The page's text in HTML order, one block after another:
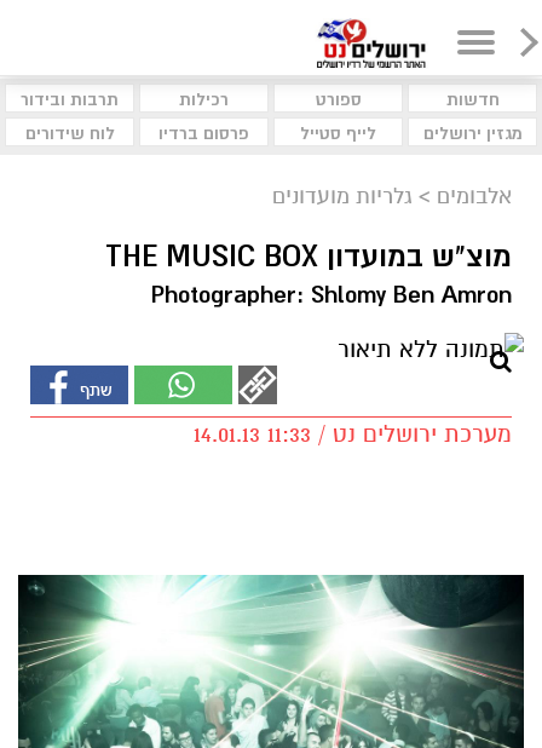
חדשות ספורט רכילות
תרבות ובידור
מגזין ירושלים
לייף סטייל פרסום ברדיו לוח שידורים
אלבומים > גלריות מועדונים
מוצ"ש במועדון THE MUSIC BOX
Photographer: Shlomy Ben Amron
מערכת ירושלים נט / 11:33 14.01.13